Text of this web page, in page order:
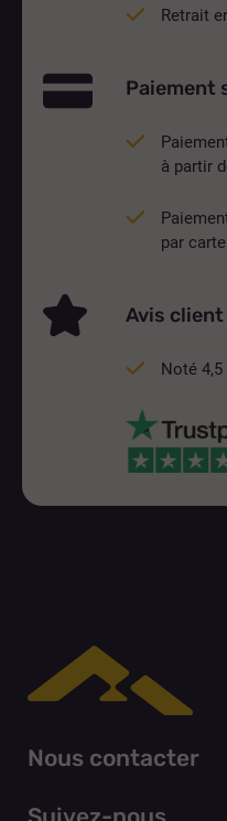
Retrait
Paiement
à partir
par
Avis client
Noté
Nous contacter